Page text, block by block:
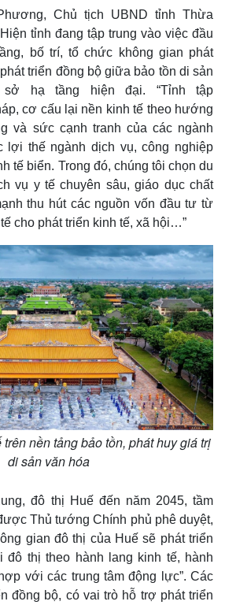
Ô tô
Xe máy
Tư vấn
Chủ tịch UBND tỉnh Thừa
tỉnh đang tập trung vào việc đầu
bố trí, tổ chức không gian phát
triển đồng bộ giữa bảo tồn di sản
hạ tầng hiện đại. “Tỉnh tập
cơ cấu lại nền kinh tế theo hướng
và sức cạnh tranh của các ngành
lợi thế ngành dịch vụ, công nghiệp
tế biển. Trong đó, chúng tôi chọn du
vụ y tế chuyên sâu, giáo dục chất
thu hút các nguồn vốn đầu tư từ
cho phát triển kinh tế, xã hội…”
nền tảng bảo tồn, phát huy giá trị
di sản văn hóa
đô thị Huế đến năm 2045, tầm
Thủ tướng Chính phủ phê duyệt,
gian đô thị của Huế sẽ phát triển
đô thị theo hành lang kinh tế, hành
với các trung tâm động lực”. Các
đồng bộ, có vai trò hỗ trợ phát triển